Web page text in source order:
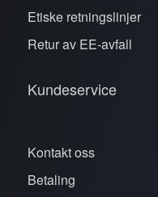
Etiske retningslinjer
Retur av EE-avfall
Kundeservice
Kontakt oss
Betaling